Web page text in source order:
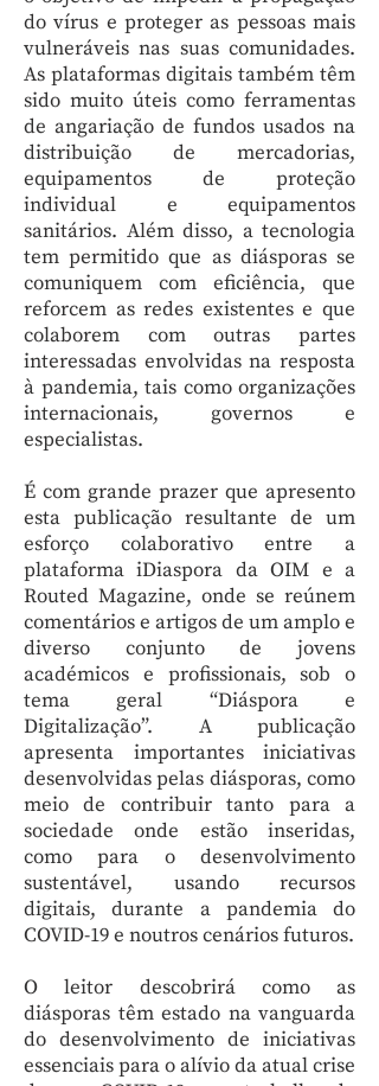
do vírus e proteger as pessoas mais
vulneráveis nas suas comunidades.
As plataformas digitais também têm
sido muito úteis como ferramentas
de angariação de fundos usados na
distribuição de mercadorias,
equipamentos de proteção
individual e equipamentos
sanitários. Além disso, a tecnologia
tem permitido que as diásporas se
comuniquem com eficiência, que
reforcem as redes existentes e que
colaborem com outras partes
interessadas envolvidas na resposta
à pandemia, tais como organizações
internacionais, governos e
especialistas.
É com grande prazer que apresento
esta publicação resultante de um
esforço colaborativo entre a
plataforma iDiaspora da OIM e a
Routed Magazine, onde se reúnem
comentários e artigos de um amplo e
diverso conjunto de jovens
académicos e profissionais, sob o
tema geral “Diáspora e
Digitalização”. A publicação
apresenta importantes iniciativas
desenvolvidas pelas diásporas, como
meio de contribuir tanto para a
sociedade onde estão inseridas,
como para o desenvolvimento
sustentável, usando recursos
digitais, durante a pandemia do
COVID-19 e noutros cenários futuros.
O leitor descobrirá como as
diásporas têm estado na vanguarda
do desenvolvimento de iniciativas
essenciais para o alívio da atual crise